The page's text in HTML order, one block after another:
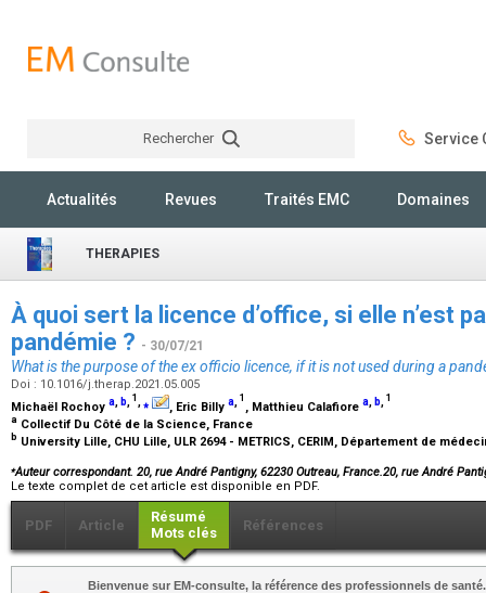
Rechercher Service
Actualités Revues Traités EMC Domaines
THERAPIES
À quoi sert la licence d’office, si elle n’est
pandémie ? - 30/07/21
What is the purpose of the ex officio licence, if it is not used during a
Doi : 10.1016/j.therap.2021.05.005
Michaël Rochoy a, b, 1 ,⁎ , Eric Billy a, 1
, Matthieu Calafiore a, b, 1
a Collectif Du Côté de la Science, France
b University Lille, CHU Lille, ULR 2694 - METRICS, CERIM, Département de
⁎Auteur correspondant. 20, rue André Pantigny, 62230 Outreau, France.20, rue André
Le texte complet de cet article est disponible en PDF.
PDF Article
Résumé
Mots clés
Références
Bienvenue sur EM-consulte, la référence des professionnels de santé.